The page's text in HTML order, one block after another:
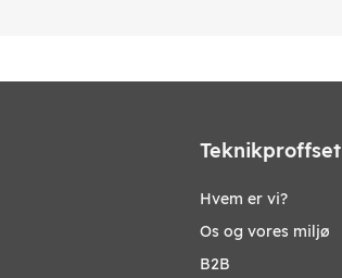
Teknikproffset
Hvem er vi?
Os og vores miljø
B2B